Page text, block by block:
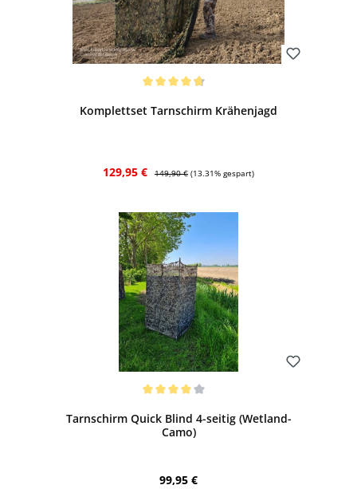
Komplettset Tarnschirm Krähenjagd
Verkaufspreis:
129,95 € Regulärer Preis:
149,90 € (13.31% gespart)
Tarnschirm Quick Blind 4-seitig (Wetland-
Camo)
Regulärer Preis:
99,95 €